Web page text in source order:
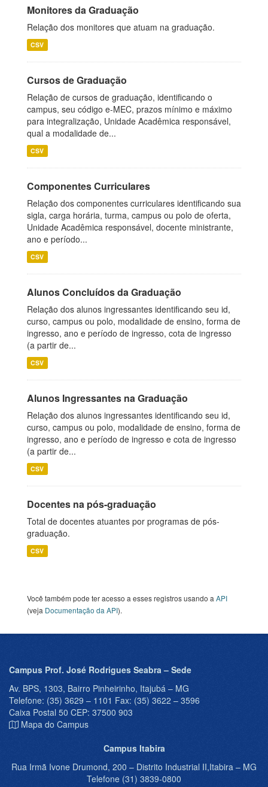
Monitores da Graduação
Relação dos monitores que atuam na graduação.
CSV
Cursos de Graduação
Relação de cursos de graduação, identificando o
campus, seu código e-MEC, prazos mínimo e máximo
para integralização, Unidade Acadêmica responsável,
qual a modalidade de...
CSV
Componentes Curriculares
Relação dos componentes curriculares identificando sua
sigla, carga horária, turma, campus ou polo de oferta,
Unidade Acadêmica responsável, docente ministrante,
ano e período...
CSV
Alunos Concluídos da Graduação
Relação dos alunos ingressantes identificando seu id,
curso, campus ou polo, modalidade de ensino, forma de
ingresso, ano e período de ingresso, cota de ingresso
(a partir de...
CSV
Alunos Ingressantes na Graduação
Relação dos alunos ingressantes identificando seu id,
curso, campus ou polo, modalidade de ensino, forma de
ingresso, ano e período de ingresso e cota de ingresso
(a partir de...
CSV
Docentes na pós-graduação
Total de docentes atuantes por programas de pós-
graduação.
CSV
Você também pode ter acesso a esses registros usando a API
(veja Documentação da API).
Campus Prof. José Rodrigues Seabra – Sede
Av. BPS, 1303, Bairro Pinheirinho, Itajubá – MG
Telefone: (35) 3629 – 1101 Fax: (35) 3622 – 3596
Caixa Postal 50 CEP: 37500 903
Mapa do Campus
Campus Itabira
Rua Irmã Ivone Drumond, 200 – Distrito Industrial II,Itabira – MG
Telefone (31) 3839-0800